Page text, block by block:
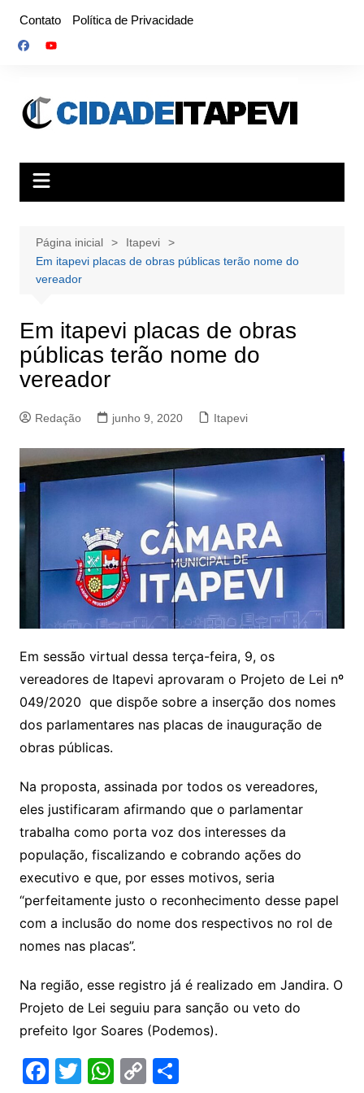
Contato Política de Privacidade
Página inicial
Itapevi
Em itapevi placas de obras públicas terão nome do
vereador
Em itapevi placas de obras
públicas terão nome do
vereador
Redação junho 9, 2020 Itapevi
Em sessão virtual dessa terça-feira, 9, os
vereadores de Itapevi aprovaram o Projeto de Lei nº
049/2020 que dispõe sobre a inserção dos nomes
dos parlamentares nas placas de inauguração de
obras públicas.
Na proposta, assinada por todos os vereadores,
eles justificaram afirmando que o parlamentar
trabalha como porta voz dos interesses da
população, fiscalizando e cobrando ações do
executivo e que, por esses motivos, seria
“perfeitamente justo o reconhecimento desse papel
com a inclusão do nome dos respectivos no rol de
nomes nas placas”.
Na região, esse registro já é realizado em Jandira. O
Projeto de Lei seguiu para sanção ou veto do
prefeito Igor Soares (Podemos).
F T W C S